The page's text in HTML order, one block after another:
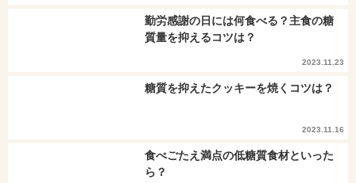
勤労感謝の日には何食べる？主食の糖
質量を抑えるコツは？
2023.11.23
糖質を抑えたクッキーを焼くコツは？
2023.11.16
食べごたえ満点の低糖質食材といった
ら？